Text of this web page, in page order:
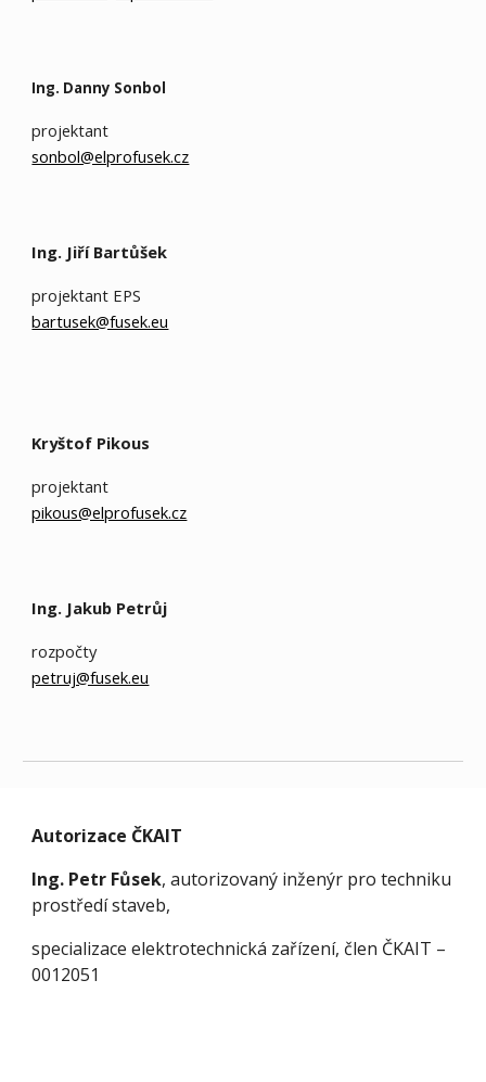
Ing. Danny Sonbol
projektant
sonbol@elprofusek.cz
Ing. Jiří Bartůšek
projektant EPS
bartusek@fusek.eu
Kryštof Pikous
projektant
pikous@elprofusek.cz
Ing. Jakub Petrůj
rozpočty
petruj@fusek.eu
Autorizace ČKAIT
Ing. Petr Fůsek, autorizovaný inženýr pro techniku
prostředí staveb,
specializace elektrotechnická zařízení, člen ČKAIT –
0012051